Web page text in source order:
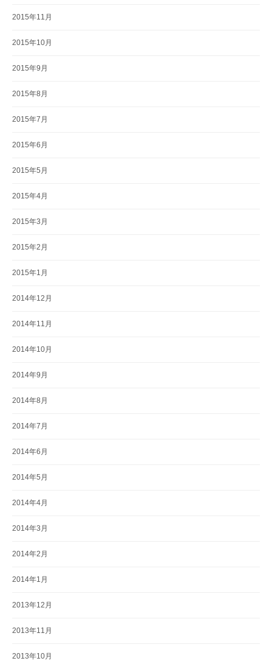
2015年11月
2015年10月
2015年9月
2015年8月
2015年7月
2015年6月
2015年5月
2015年4月
2015年3月
2015年2月
2015年1月
2014年12月
2014年11月
2014年10月
2014年9月
2014年8月
2014年7月
2014年6月
2014年5月
2014年4月
2014年3月
2014年2月
2014年1月
2013年12月
2013年11月
2013年10月